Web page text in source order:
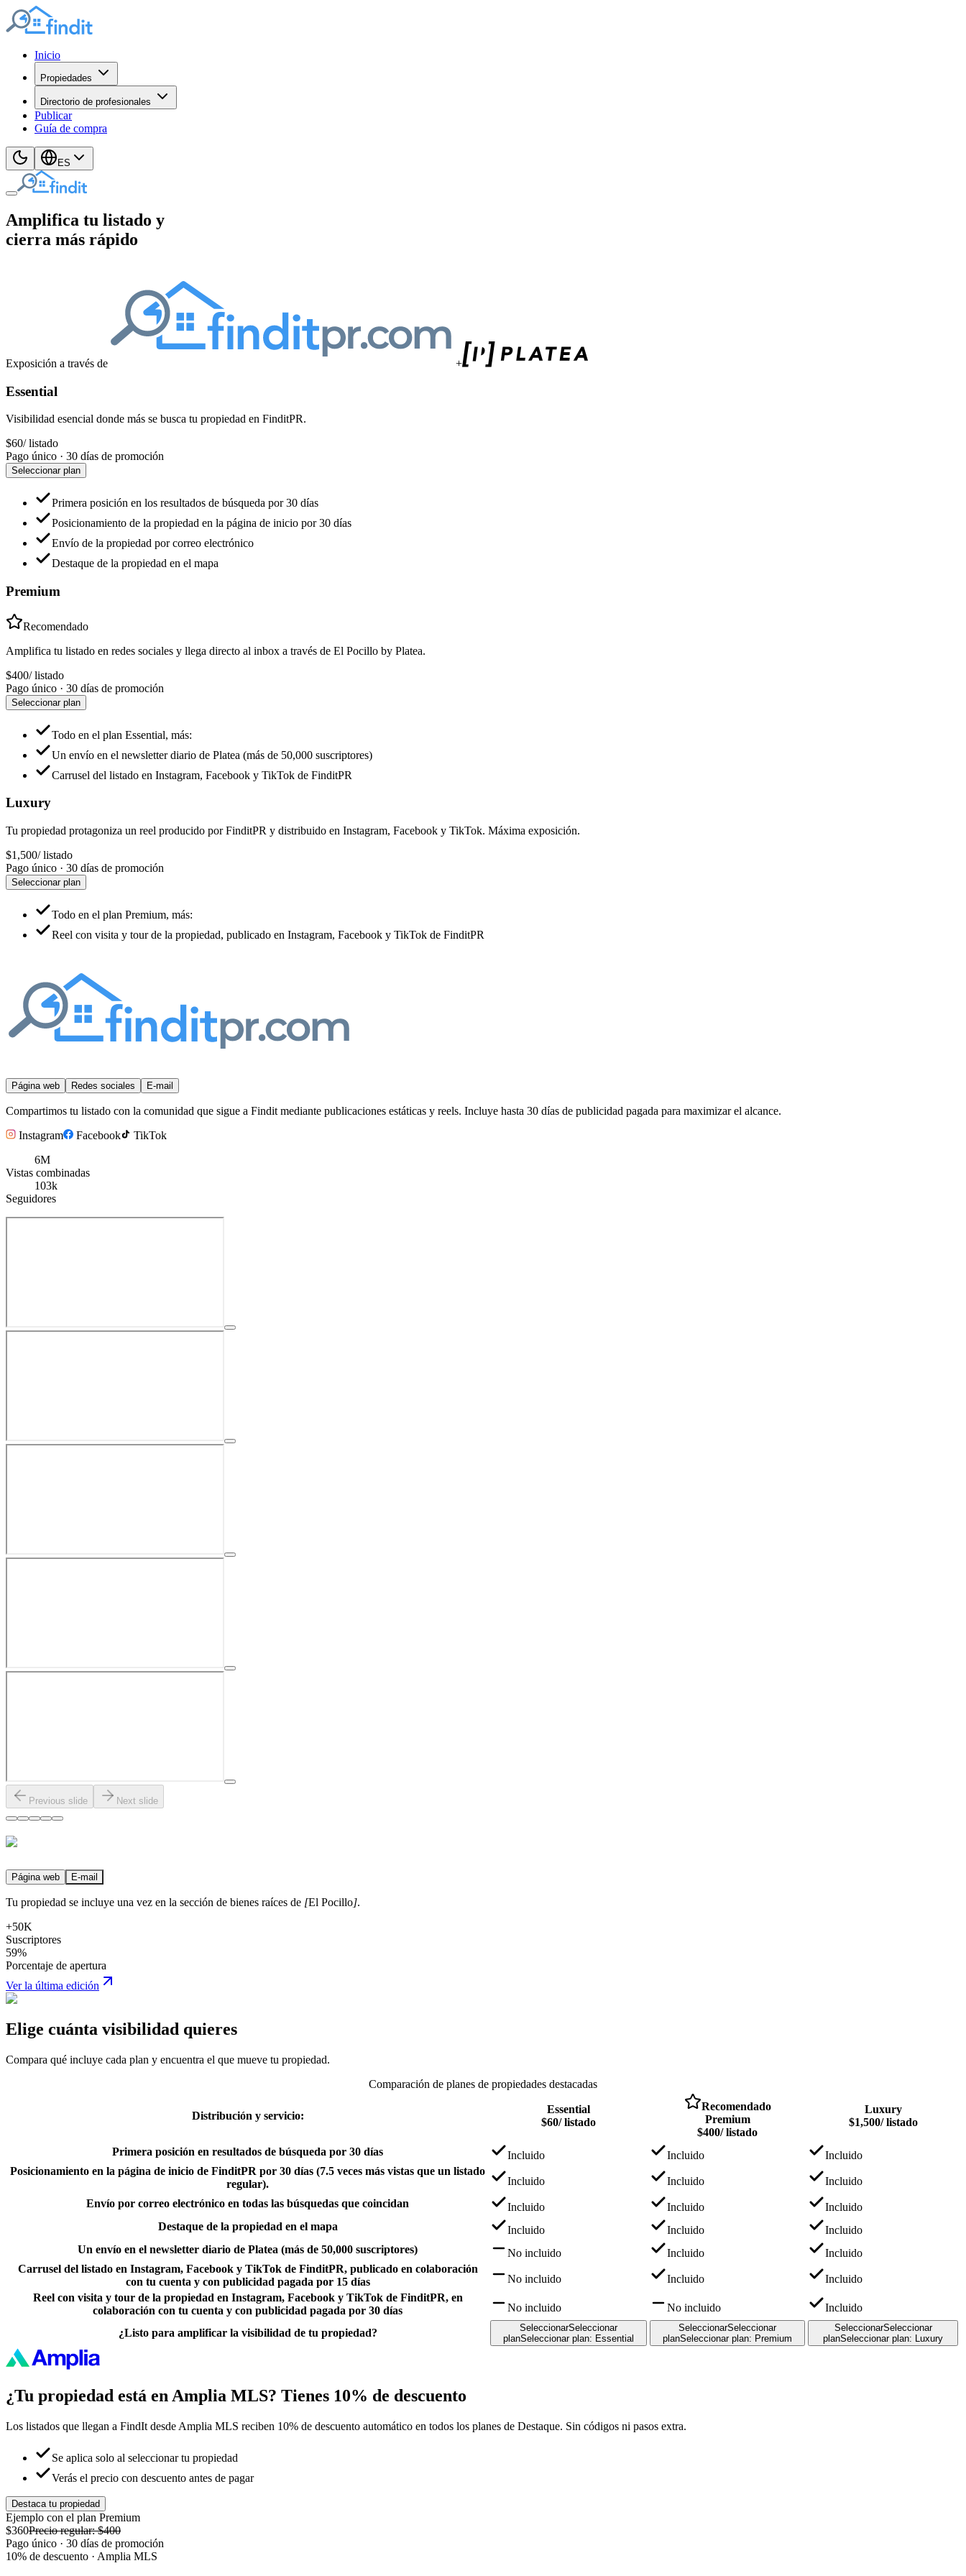
Inicio
Propiedades
Directorio de profesionales
Publicar
Guía de compra
ES
Amplifica tu listado y
cierra más rápido
Exposición a través de +
Essential
Visibilidad esencial donde más se busca tu propiedad en FinditPR.
$60/ listado
Pago único · 30 días de promoción
Seleccionar plan
Primera posición en los resultados de búsqueda por 30 días
Posicionamiento de la propiedad en la página de inicio por 30 días
Envío de la propiedad por correo electrónico
Destaque de la propiedad en el mapa
Premium
Recomendado
Amplifica tu listado en redes sociales y llega directo al inbox a través de El Pocillo by Platea.
$400/ listado
Pago único · 30 días de promoción
Seleccionar plan
Todo en el plan Essential, más:
Un envío en el newsletter diario de Platea (más de 50,000 suscriptores)
Carrusel del listado en Instagram, Facebook y TikTok de FinditPR
Luxury
Tu propiedad protagoniza un reel producido por FinditPR y distribuido en Instagram, Facebook y TikTok. Máxima exposición.
$1,500/ listado
Pago único · 30 días de promoción
Seleccionar plan
Todo en el plan Premium, más:
Reel con visita y tour de la propiedad, publicado en Instagram, Facebook y TikTok de FinditPR
Página web Redes sociales E-mail
Compartimos tu listado con la comunidad que sigue a Findit mediante publicaciones estáticas y reels. Incluye hasta 30 días de publicidad pagada para maximizar el alcance.
Instagram
Facebook
TikTok
6M
Vistas combinadas
103k
Seguidores
Previous slide Next slide
Página web E-mail
Tu propiedad se incluye una vez en la sección de bienes raíces de [El Pocillo].
+50K
Suscriptores
59%
Porcentaje de apertura
Ver la última edición
Elige cuánta visibilidad quieres
Compara qué incluye cada plan y encuentra el que mueve tu propiedad.
Comparación de planes de propiedades destacadas
Distribución y servicio:
Essential
$60/ listado
Recomendado
Premium
$400/ listado
Luxury
$1,500/ listado
Primera posición en resultados de búsqueda por 30 días Incluido Incluido
Incluido
Posicionamiento en la página de inicio de FinditPR por 30 días (7.5 veces más vistas que un listado
regular).
Incluido Incluido
Incluido
Envío por correo electrónico en todas las búsquedas que coincidan
Incluido Incluido
Incluido
Destaque de la propiedad en el mapa
Incluido Incluido
Incluido
Un envío en el newsletter diario de Platea (más de 50,000 suscriptores)
No incluido Incluido
Incluido
Carrusel del listado en Instagram, Facebook y TikTok de FinditPR, publicado en colaboración
con tu cuenta y con publicidad pagada por 15 días
No incluido Incluido
Incluido
Reel con visita y tour de la propiedad en Instagram, Facebook y TikTok de FinditPR, en
colaboración con tu cuenta y con publicidad pagada por 30 días
No incluido No incluido Incluido
¿Listo para amplificar la visibilidad de tu propiedad? SeleccionarSeleccionar
planSeleccionar plan: Essential
SeleccionarSeleccionar
planSeleccionar plan: Premium
SeleccionarSeleccionar
planSeleccionar plan: Luxury
¿Tu propiedad está en Amplia MLS? Tienes 10% de descuento
Los listados que llegan a FindIt desde Amplia MLS reciben 10% de descuento automático en todos los planes de Destaque. Sin códigos ni pasos extra.
Se aplica solo al seleccionar tu propiedad
Verás el precio con descuento antes de pagar
Destaca tu propiedad
Ejemplo con el plan Premium
$360Precio regular: $400
Pago único · 30 días de promoción
10% de descuento · Amplia MLS